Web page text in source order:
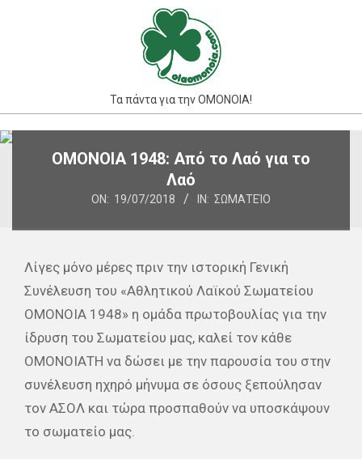
Τα πάντα για την ΟΜΟΝΟΙΑ!
Primary
NavigationΟΜΟΝΟΙΑ 1948: Από το Λαό για το
Λαό
ON: 19/07/2018 IN: ΣΩΜΑΤΕΊΟ
Λίγες μόνο μέρες πριν την ιστορική Γενική
Συνέλευση του «Αθλητικού Λαϊκού Σωματείου
ΟΜΟΝΟΙΑ 1948» η ομάδα πρωτοβουλίας για την
ίδρυση του Σωματείου μας, καλεί τον κάθε
ΟΜΟΝΟΙΑΤΗ να δώσει με την παρουσία του στην
συνέλευση ηχηρό μήνυμα σε όσους ξεπούλησαν
τον ΑΣΟΛ και τώρα προσπαθούν να υποσκάψουν
το σωματείο μας.